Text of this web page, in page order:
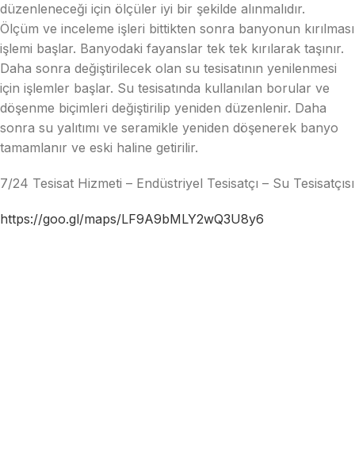
düzenleneceği için ölçüler iyi bir şekilde alınmalıdır.
Ölçüm ve inceleme işleri bittikten sonra banyonun kırılması
işlemi başlar. Banyodaki fayanslar tek tek kırılarak taşınır.
Daha sonra değiştirilecek olan su tesisatının yenilenmesi
için işlemler başlar. Su tesisatında kullanılan borular ve
döşenme biçimleri değiştirilip yeniden düzenlenir. Daha
sonra su yalıtımı ve seramikle yeniden döşenerek banyo
tamamlanır ve eski haline getirilir.
7/24 Tesisat Hizmeti – Endüstriyel Tesisatçı – Su Tesisatçısı
https://goo.gl/maps/LF9A9bMLY2wQ3U8y6